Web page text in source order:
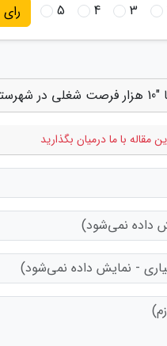
3
4
5 رای
مقاله با ما درمیان بگذارید